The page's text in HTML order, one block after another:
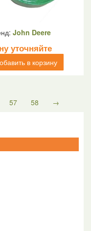
John Deere
уточняйте
в корзину
57 58 →